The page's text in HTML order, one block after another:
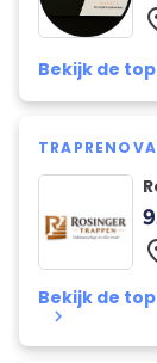
Bekijk de
Bekijk de
keyboard_arrow_right